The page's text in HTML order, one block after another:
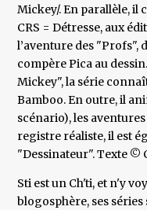
Mickey/. En parallèle, il
CRS = Détresse, aux
l’aventure des "Profs",
compère Pica au
Mickey", la série
Bamboo. En outre, il
scénario), les
registre réaliste, il est
"Dessinateur". Texte ©
Sti est un Ch'ti, et n'y
blogosphère, ses